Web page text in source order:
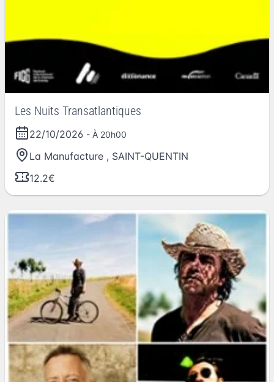
Les Nuits Transatlantiques
22/10/2026 - À 20h00
La Manufacture , SAINT-QUENTIN
12.2€